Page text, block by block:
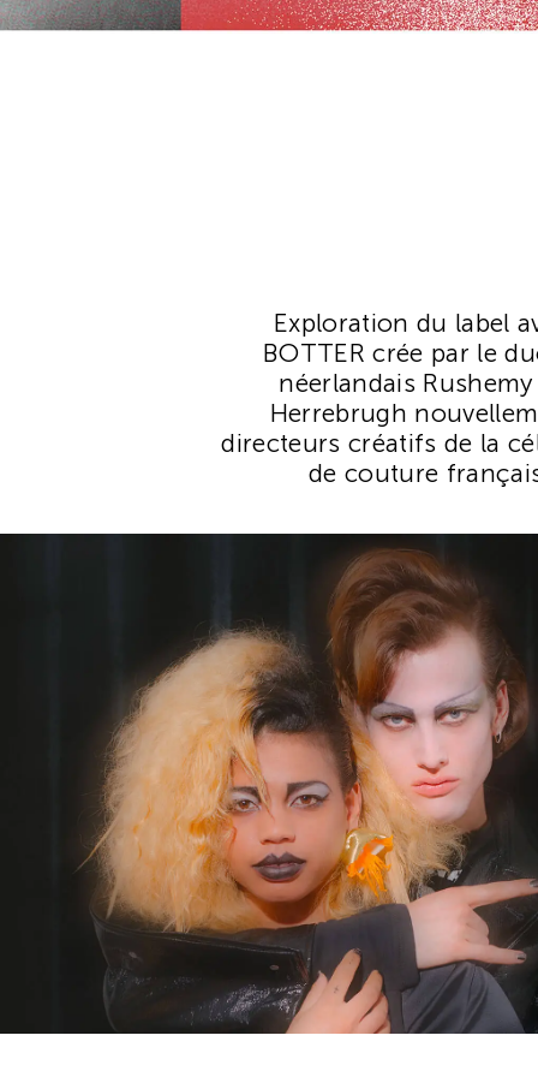
Exploration du label
BOTTER crée par le
néerlandais
Herrebrugh
directeurs créatifs de la
de couture